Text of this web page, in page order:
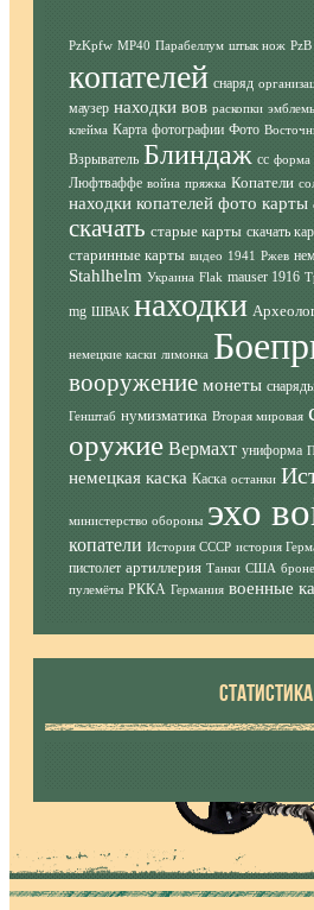
PzKpfw MP40 Парабеллум штык нож PzB
копателей снаряд
маузер находки вов раскопки
клейма Карта фотографии Фото
Взрыватель Блиндаж сс форма
Люфтваффе война пряжка Копатели
находки копателей фото карты
скачать старые карты скачать
старинные карты видео 1941 Ржев
Stahlhelm Украина Flak mauser 1916
mg ШВАК находки
немецкие каски лимонка
вооружение монеты
Генштаб нумизматика Вторая мировая
оружие Вермахт униформа
немецкая каска Каска останки
министерство обороны эхо
копатели История СССР история
пистолет артиллерия Танки США
пулемёты РККА Германия военные
СТАТИСТИКА